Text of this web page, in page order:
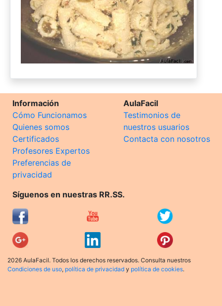
Información
Cómo Funcionamos
Quienes somos
Certificados
Profesores Expertos
Preferencias de
privacidad
AulaFacil
Testimonios de
nuestros usuarios
Contacta con nosotros
Síguenos en nuestras RR.SS.
2026 AulaFacil. Todos los derechos reservados. Consulta nuestros
Condiciones de uso, política de privacidad y política de cookies.